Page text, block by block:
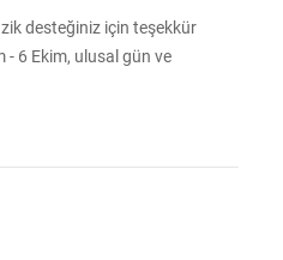
desteğiniz için teşekkür
- 6 Ekim, ulusal gün ve
işleme alınmayacaktır 7
şey acil, lütfen iletişim: